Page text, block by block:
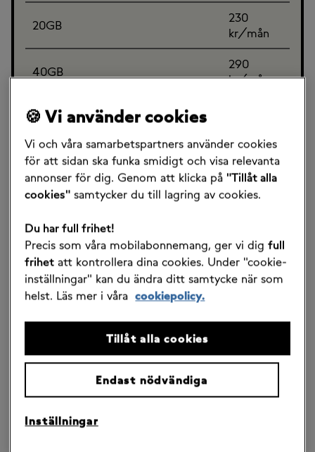
20GB
230
kr/mån
40GB
290
kr/mån
100GB
Öppningsavgift och samtal inom
Sverige
0 kr
SMS och MMS till hela världen 0 kr
Spara surf
GB
Prislista mobilabonnemang 55+
Abonnemang Pris
🍪 Vi använder cookies
Vi och våra samarbetspartners använder cookies
för att sidan ska funka smidigt och visa relevanta
annonser för dig. Genom att klicka på "Tillåt alla
cookies" samtycker du till lagring av cookies.
Du har full frihet!
Precis som våra mobilabonnemang, ger vi digfull
frihet att kontrollera dina cookies. Under "cookie-
inställningar" kan du ändra ditt samtycke när som
helst. Läs mer i våra cookiepolicy.
Inställningar
Endast nödvändiga
Tillåt alla cookies